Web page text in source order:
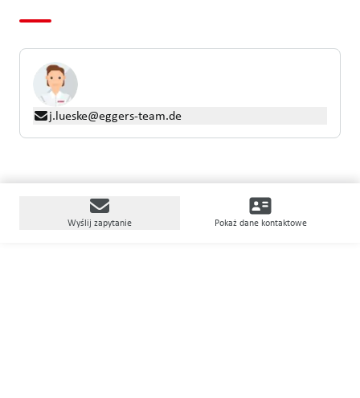
j.lueske@eggers-team.de
Wyślij zapytanie Pokaż dane kontaktowe